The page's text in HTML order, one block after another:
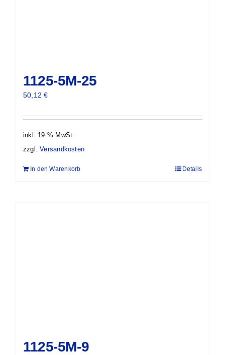
1125-5M-25
50,12€
inkl. 19 % MwSt.
zzgl.Versandkosten
In den Warenkorb Details
1125-5M-9